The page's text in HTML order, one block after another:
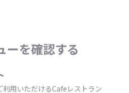
ーを確認する
利用いただけるCafeレストラン